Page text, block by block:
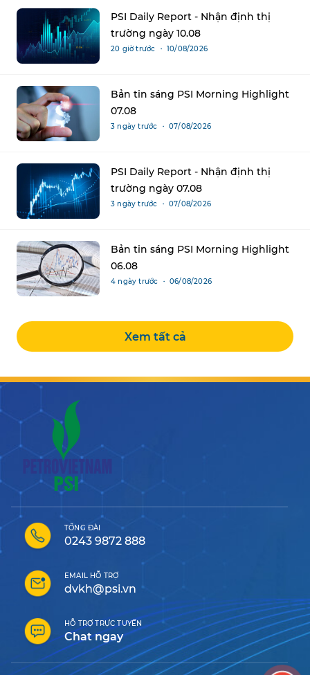
PSI Daily Report - Nhận định thị
trường ngày 10.08
20 giờ trước ・ 10/08/2026
Bản tin sáng PSI Morning Highlight
07.08
3 ngày trước ・ 07/08/2026
PSI Daily Report - Nhận định thị
trường ngày 07.08
3 ngày trước ・ 07/08/2026
Bản tin sáng PSI Morning Highlight
06.08
4 ngày trước ・ 06/08/2026
Xem tất cả
TỔNG ĐÀI
0243 9872 888
EMAIL HỖ TRỢ
dvkh@psi.vn
HỖ TRỢ TRỰC TUYẾN
Chat ngay